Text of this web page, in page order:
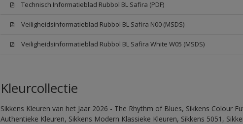
Technisch Informatieblad Rubbol BL Safira (PDF)
Veiligheidsinformatieblad Rubbol BL Safira N00 (MSDS)
Veiligheidsinformatieblad Rubbol BL Safira White W05 (MSDS)
Kleurcollectie
Sikkens Kleuren van het Jaar 2026 - The Rhythm of Blues, Sikkens Colour
Authentieke Kleuren, Sikkens Modern Klassieke Kleuren, Sikkens 5051,